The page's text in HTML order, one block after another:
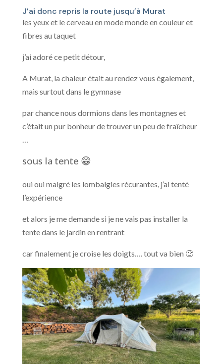
J’ai donc repris la route jusqu’à Murat
les yeux et le cerveau en mode monde en couleur et
fibres au taquet
j’ai adoré ce petit détour,
A Murat, la chaleur était au rendez vous également,
mais surtout dans le gymnase
par chance nous dormions dans les montagnes et
c’était un pur bonheur de trouver un peu de fraîcheur
sous la tente 😁
oui oui malgré les lombalgies récurantes, j’ai tenté
l’expérience
et alors je me demande si je ne vais pas installer la
tente dans le jardin en rentrant
car finalement je croise les doigts…. tout va bien 🧐